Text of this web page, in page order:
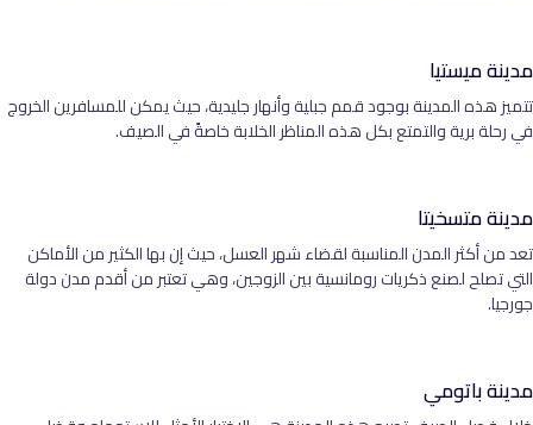
مدينة ميستيا
تتميز هذه المدينة بوجود قمم جبلية وأنهار جليدية، حيث يمكن للمسافرين الخروج
في رحلة برية والتمتع بكل هذه المناظر الخلابة خاصةً في الصيف.
مدينة متسخيتا
تعد من أكثر المدن المناسبة لقضاء شهر العسل، حيث إن بها الكثير من الأماكن
التي تصلح لصنع ذكريات رومانسية بين الزوجين، وهي تعتبر من أقدم مدن دولة
جورجيا.
مدينة باتومي